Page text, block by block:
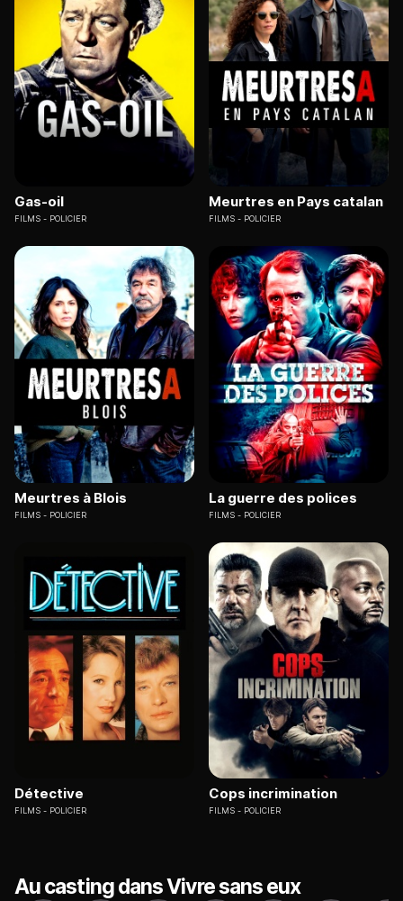
Gas-oil
FILMS POLICIER
Meurtres en Pays catalan
FILMS POLICIER
Meurtres à Blois
FILMS POLICIER
La guerre des polices
FILMS POLICIER
Détective
FILMS POLICIER
Cops incrimination
FILMS POLICIER
Au casting dans Vivre sans eux